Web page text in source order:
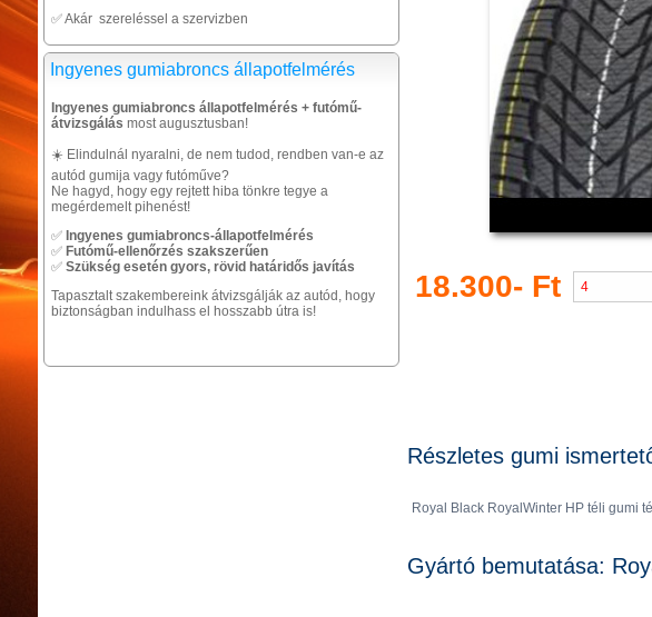
✅ Akár szereléssel a szervizben
Ingyenes gumiabroncs állapotfelmérés
Ingyenes gumiabroncs állapotfelmérés + futómű-
átvizsgálás most augusztusban!
☀️ Elindulnál nyaralni, de nem tudod, rendben van-e az
autód gumija vagy futóműve?
Ne hagyd, hogy egy rejtett hiba tönkre tegye a
megérdemelt pihenést!
✅ Ingyenes gumiabroncs-állapotfelmérés
✅ Futómű-ellenőrzés szakszerűen
✅ Szükség esetén gyors, rövid határidős javítás
Tapasztalt szakembereink átvizsgálják az autód, hogy
biztonságban indulhass el hosszabb útra is!
18.300- Ft
Részletes gumi
Royal Black RoyalWinter HP téli gumi
Gyártó bemutatása: